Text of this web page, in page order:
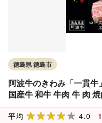
徳島県 徳島市
阿波牛のきわみ「一貫
国産牛 和牛 牛肉 牛 肉
せ グルメ 記念日 パーテ
平均 4.0